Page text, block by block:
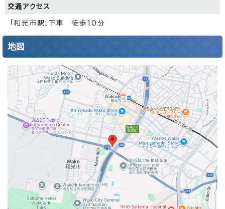
交通アクセス
「和光市駅」下車 徒歩10分
地図